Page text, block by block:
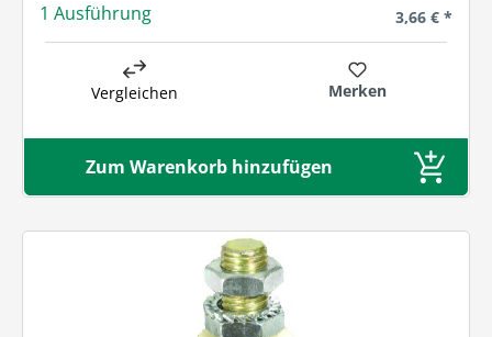
1 Ausführung Regulärer
3,66 € *
Vergleichen Merken
Zum Warenkorb hinzufügen